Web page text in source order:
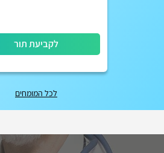
לקביעת תור
לכל המומחים